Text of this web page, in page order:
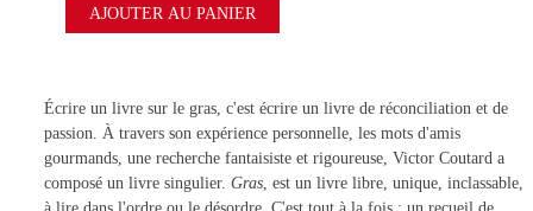
Écrire un livre sur le gras, c'est écrire un livre de réconciliation et de
passion. À travers son expérience personnelle, les mots d'amis
gourmands, une recherche fantaisiste et rigoureuse, Victor Coutard a
composé un livre singulier.Gras , est un livre libre, unique, inclassable,
à lire dans l'ordre ou le désordre. C'est tout à la fois : un recueil de